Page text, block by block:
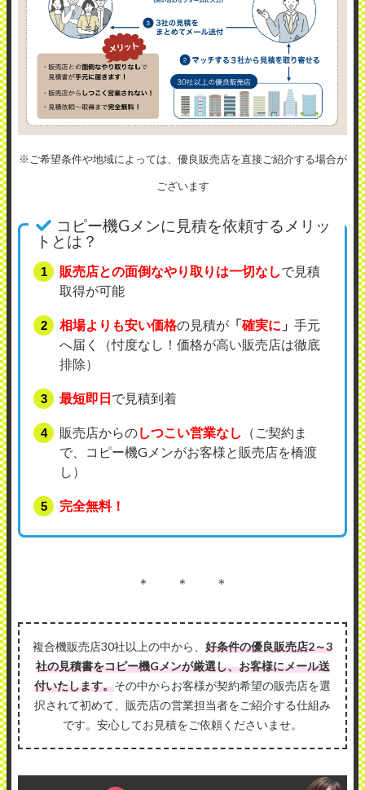
※ご希望条件や地域によっては、優良販売店を直接ご紹介する場合が
ございます
コピー機Gメンに見積を依頼するメリッ
トとは？
販売店との面倒なやり取りは一切なしで見積
取得が可能
相場よりも安い価格の見積が 「確実に 」 手元
へ届く（忖度なし！価格が高い販売店は徹底
排除）
最短即日で見積到着
販売店からのしつこい営業なし
（ご契約ま
で、コピー機Gメンがお客様と販売店を橋渡
し）
完全無料！
＊ ＊ ＊
複合機販売店30社以上の中から、 好条件の優良販売店2～3
社の見積書をコピー機Gメンが厳選し、お客様にメール送
付いたします。その中からお客様が契約希望の販売店を選
択されて初めて、販売店の営業担当者をご紹介する仕組み
です。安心してお見積をご依頼くださいませ。